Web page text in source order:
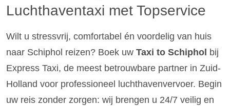
Luchthaventaxi met Topservice
Wilt u stressvrij, comfortabel én voordelig van huis
naar Schiphol reizen? Boek uw Taxi to Schiphol bij
Express Taxi, de meest betrouwbare partner in Zuid-
Holland voor professioneel luchthavenvervoer. Begin
uw reis zonder zorgen: wij brengen u 24/7 veilig en